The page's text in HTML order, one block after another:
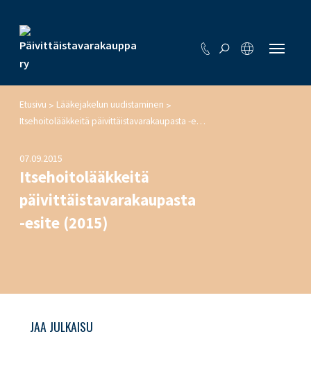
Etusivu > Lääkejakelun uudistaminen >
Itsehoitolääkkeitä päivittäistavarakaupasta -esite (2015)
07.09.2015
Itsehoitolääkkeitä
päivittäistavarakaupasta
-esite (2015)
JAA JULKAISU